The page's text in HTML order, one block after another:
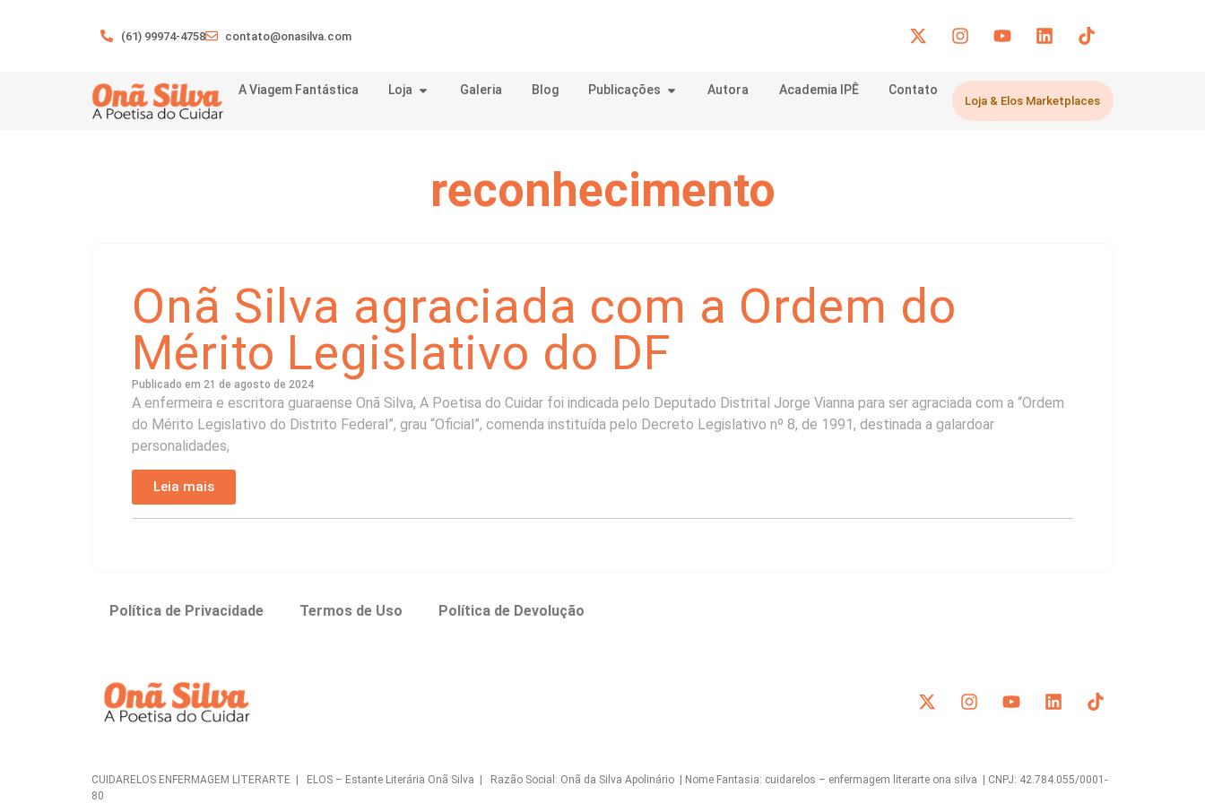
(61) 99974-4758 contato@onasilva.com
A Viagem Fantástica Loja Galeria Blog Publicações Autora Academia IPÊ Contato
Loja & Elos Marketplaces
reconhecimento
Onã Silva agraciada com a Ordem do
Mérito Legislativo do DF
Publicado em 21 de agosto de 2024
A enfermeira e escritora guaraense Onã Silva, A Poetisa do Cuidar foi indicada pelo Deputado Distrital Jorge Vianna para ser agraciada com a “Ordem
do Mérito Legislativo do Distrito Federal”, grau “Oficial”, comenda instituída pelo Decreto Legislativo nº 8, de 1991, destinada a galardoar
personalidades,
Leia mais
Política de Privacidade Termos de Uso Política de Devolução
CUIDARELOS ENFERMAGEM LITERARTE | ELOS – Estante Literária Onã Silva | Razão Social: Onã da Silva Apolinário | Nome Fantasia: cuidarelos – enfermagem literarte ona silva | CNPJ: 42.784.055/0001-
80